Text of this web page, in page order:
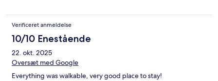
Verificeret anmeldelse
10/10 Enestående
22. okt. 2025
Oversæt med Google
Everything was walkable, very good place to stay!